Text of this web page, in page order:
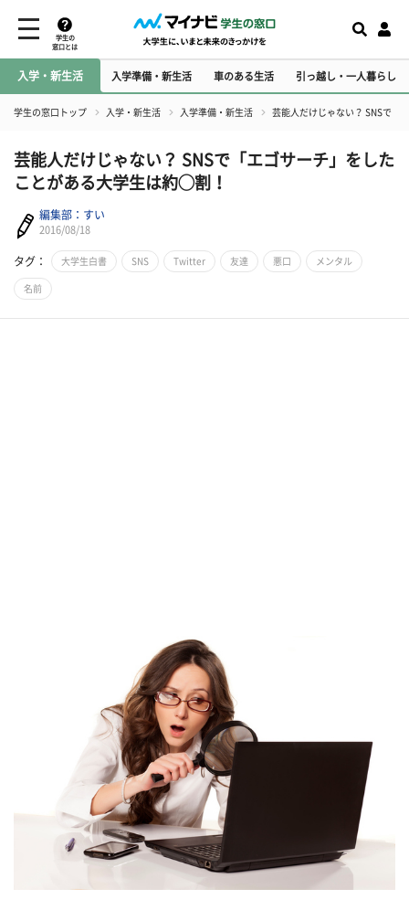
学生の
窓口とは
入学・新生活 入学準備・新生活 車のある生活 引っ越し・一人暮らし
学生の窓口トップ 入学・新生活 入学準備・新生活 芸能人だけじゃない？ SNSで「
芸能人だけじゃない？ SNSで「エゴサーチ」をした
ことがある大学生は約◯割！
編集部：すい
2016/08/18
タグ： 大学生白書 SNS Twitter 友達 悪口 メンタル
名前